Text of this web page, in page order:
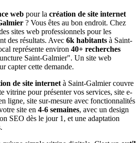
web pour la création de site internet
? Vous êtes au bon endroit. Chez
sites web professionnels pour les
des résultats. Avec 6k habitants à Saint-
représente environ 40+ recherches
Saint-Galmier". Un site web
capter cette demande.
de site internet à Saint-Galmiercouvre
vitrine pour présenter vos services, site e-
ligne, site sur-mesure avec fonctionnalités
site en 4-6 semaines, avec un design
SEO dès le jour 1, et une adaptation